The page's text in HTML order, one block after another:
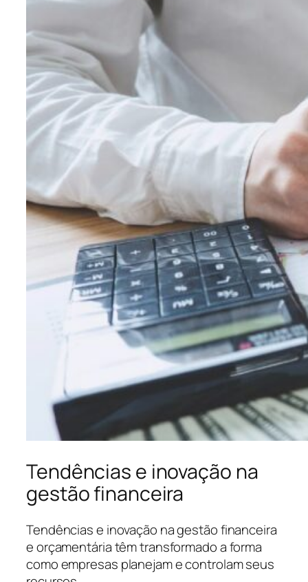
Tendências e inovação na
gestão financeira
Tendências e inovação na gestão financeira
e orçamentária têm transformado a forma
como empresas planejam e controlam seus